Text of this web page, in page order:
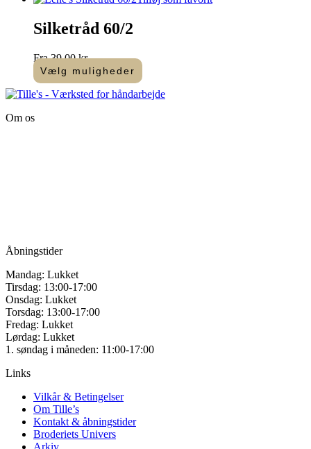
"Kineser
antal
Silketråd 60/2
Fra39,00kr.
Vælg muligheder
Dette
vare
flere
Om os
Åbningstider
Mandag: Lukket
Tirsdag: 13:00-17:00
Onsdag: Lukket
Torsdag: 13:00-17:00
Fredag: Lukket
Lørdag: Lukket
1. søndag i måneden: 11:00-17:00
Links
Vilkår & Betingelser
Om Tille’s
Kontakt & åbningstider
Broderiets Univers
Arkiv